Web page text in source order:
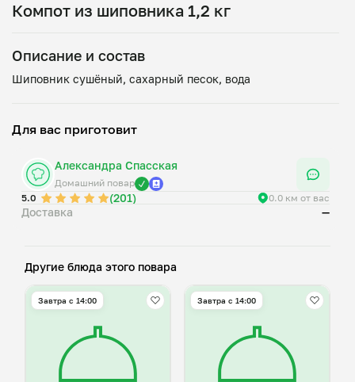
Компот из шиповника 1,2 кг
Описание и состав
Для вас приготовит
Александра Спасская
Домашний повар
5.0
(201) 0.0 км от вас
Доставка —
Другие блюда этого повара
Завтра c 14:00 Завтра c 14:00